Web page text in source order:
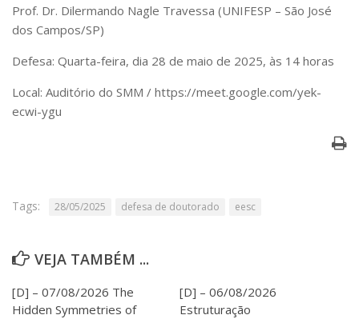
Bibliotecas
Apoio ao Estudante
Segurança, Trânsito e Prevenção
Outros serviços
Comunicação
Defesa de Teses
Prof. Dr. Dilermando Nagle Travessa (UNIFESP – São José
dos Campos/SP)
Defesa: Quarta-feira, dia 28 de maio de 2025, às 14 horas
Local: Auditório do SMM / https://meet.google.com/yek-
ecwi-ygu
Tags: 28/05/2025 defesa de doutorado eesc
VEJA TAMBÉM ...
[D] – 07/08/2026 The
Hidden Symmetries of
[D] – 06/08/2026
Estruturação